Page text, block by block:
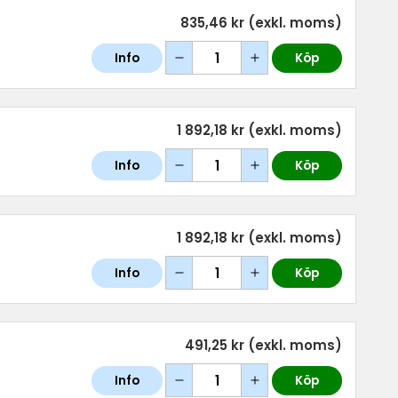
835,46 kr (exkl. moms)
Info Köp
1 892,18 kr (exkl. moms)
Info Köp
1 892,18 kr (exkl. moms)
Info Köp
491,25 kr (exkl. moms)
Info Köp